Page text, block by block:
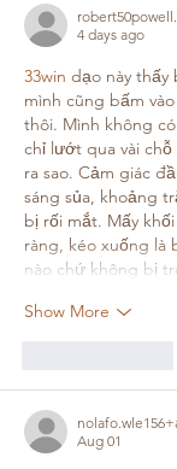
4 days ago
33win dạo này thấy
mình cũng bấm
thôi. Mình không
chỉ lướt qua vài
ra sao. Cảm giác
sáng sủa, khoảng
bị rối mắt. Mấy
ràng, kéo xuống là
nào chứ không bị
Show More
Aug 01